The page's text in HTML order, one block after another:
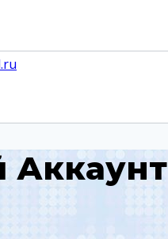
Аккаунт